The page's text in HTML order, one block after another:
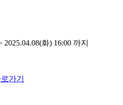
2025.04.08(화) 16:00 까지
가기